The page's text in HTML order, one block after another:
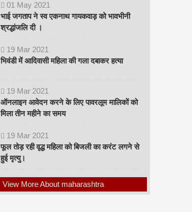
01 May 2021
भाई जगताप ने स्व एकनाथ गायकवाड़ को भावभीनी
श्रद्धांजलि दी ।
19 Mar 2021
भिवंडी में आदिवासी महिला की गला दबाकर हत्या
19 Mar 2021
ऑनलाइन आवेदन करने के लिए पावरलूम मालिकों को
मिला तीन महीने का समय
19 Mar 2021
फूल तोड़ रही वृद्ध महिला को बिजली का करंट लगने से
हुई मृत्यु।
View More About maharashtra